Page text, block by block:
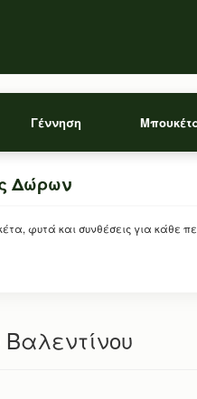
Γέννηση
Δώρων
φυτά και συνθέσεις για